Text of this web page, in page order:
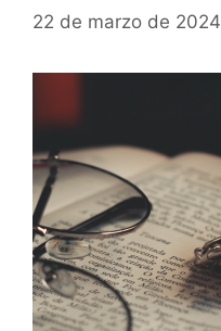
22 de marzo de 2024